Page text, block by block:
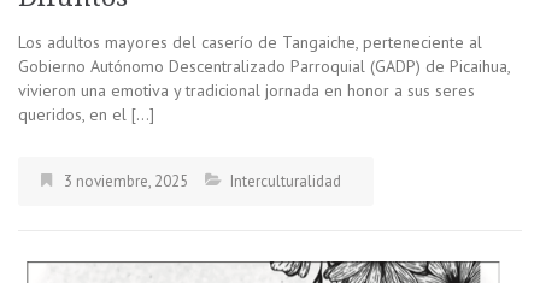
Los adultos mayores del caserío de Tangaiche, perteneciente al
Gobierno Autónomo Descentralizado Parroquial (GADP) de Picaihua,
vivieron una emotiva y tradicional jornada en honor a sus seres
queridos, en el […]
3 noviembre, 2025 Interculturalidad